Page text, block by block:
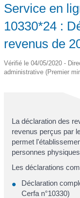
Service en
10330*24 :
revenus de
Vérifié le 04/05/2020 -
administrative (Premier
La déclaration des
revenus perçus par
permet
personnes
Les déclarations
Déclaration
Cerfa n°10330)